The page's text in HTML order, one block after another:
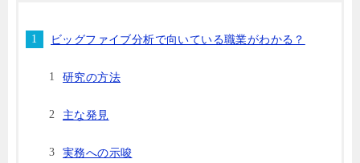
ビッグファイブ分析で向いている職業がわかる？
研究の方法
主な発見
実務への示唆